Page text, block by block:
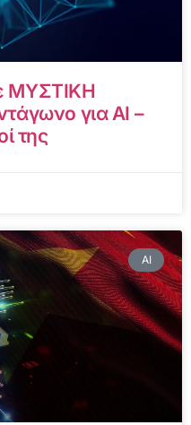
ΜΥΣΤΙΚΗ
για AI –
της
AI